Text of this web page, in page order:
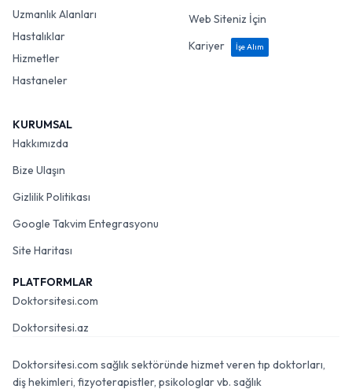
Uzmanlık Alanları
Hastalıklar
Hizmetler
Hastaneler
Web Siteniz İçin
Kariyer
İşe Alım
KURUMSAL
Hakkımızda
Bize Ulaşın
Gizlilik Politikası
Google Takvim Entegrasyonu
Site Haritası
PLATFORMLAR
Doktorsitesi.com
Doktorsitesi.az
Doktorsitesi.com sağlık sektöründe hizmet veren tıp doktorları,
diş hekimleri, fizyoterapistler, psikologlar vb. sağlık